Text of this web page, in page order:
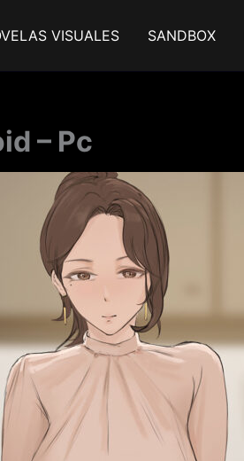
VISUALES SANDBOX
– Pc